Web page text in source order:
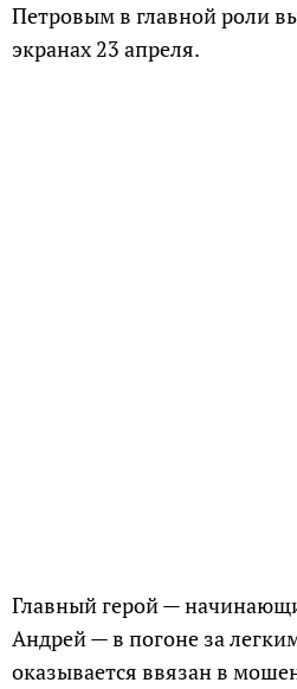
Петровым в главной роли
экранах 23 апреля.
Главный герой —
Андрей — в погоне за
оказывается ввязан в